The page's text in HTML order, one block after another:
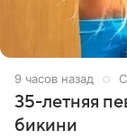
9 часов назад
35-летняя
бикини